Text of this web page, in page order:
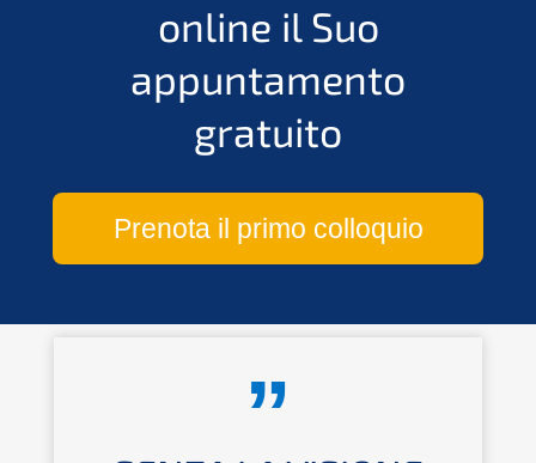
online il Suo
appuntamento
gratuito
Prenota il primo colloquio